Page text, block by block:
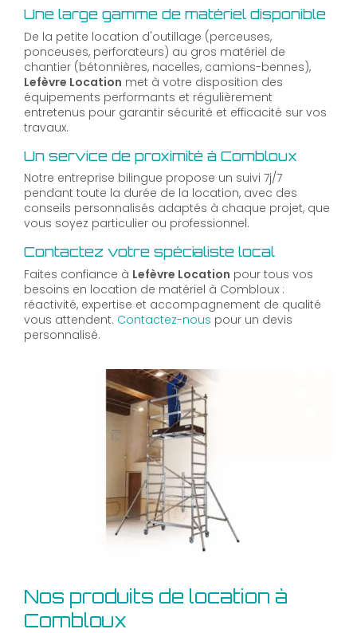
Une large gamme de matériel disponible
De la petite location d'outillage (perceuses,
ponceuses, perforateurs) au gros matériel de
chantier (bétonnières, nacelles, camions-bennes),
Lefèvre Location met à votre disposition des
équipements performants et régulièrement
entretenus pour garantir sécurité et efficacité sur vos
travaux.
Un service de proximité à Combloux
Notre entreprise bilingue propose un suivi 7j/7
pendant toute la durée de la location, avec des
conseils personnalisés adaptés à chaque projet, que
vous soyez particulier ou professionnel.
Contactez votre spécialiste local
Faites confiance à Lefèvre Location pour tous vos
besoins en location de matériel à Combloux :
réactivité, expertise et accompagnement de qualité
vous attendent. Contactez-nous pour un devis
personnalisé.
Nos produits de location à
Combloux